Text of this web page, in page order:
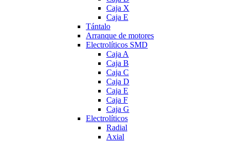
Caja X
Caja E
Tántalo
Arranque de motores
Electrolíticos SMD
Caja A
Caja B
Caja C
Caja D
Caja E
Caja F
Caja G
Electrolíticos
Radial
Axial